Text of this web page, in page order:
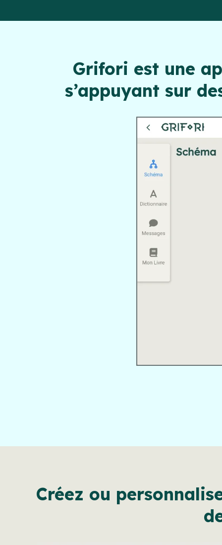
Grifori est une
s’appuyant sur
Créez ou